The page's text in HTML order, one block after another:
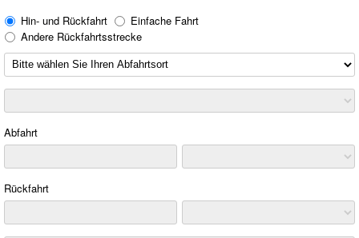
Hin- und Rückfahrt
Einfache Fahrt
Andere Rückfahrtsstrecke
Abfahrt
Rückfahrt